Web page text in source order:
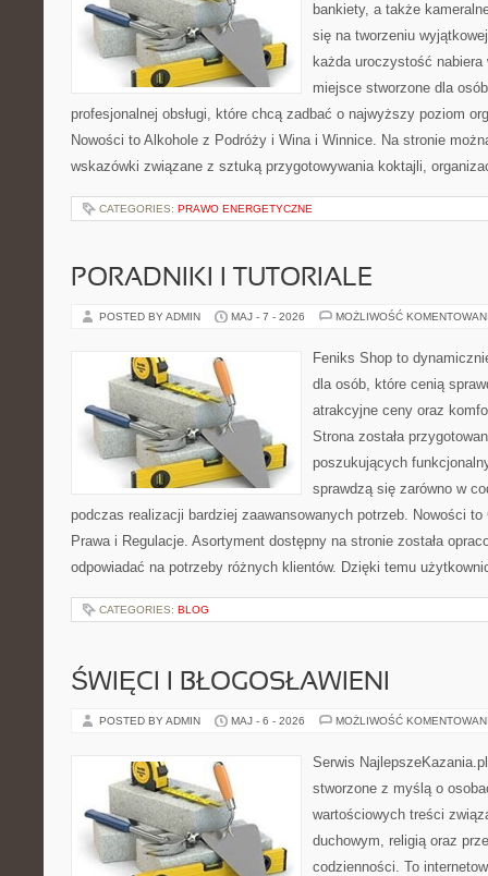
bankiety, a także
się na tworzeniu
każda uroczystość
miejsce stworzone dla
profesjonalnej obsługi, które chcą zadbać o najwyższy poziom
Nowości to Alkohole z Podróży i Wina i Winnice. Na stronie
wskazówki związane z sztuką przygotowywania koktajli,
CATEGORIES: PRAWO ENERGETYCZNE
PORADNIKI I TUTORIALE
POSTED BY ADMIN MAJ - 7 - 2026 MOŻLIWOŚĆ
Feniks Shop to
dla osób, które cenią
atrakcyjne ceny oraz
Strona została
poszukujących
sprawdzą się zarówno w
podczas realizacji bardziej zaawansowanych potrzeb. Nowości
Prawa i Regulacje. Asortyment dostępny na stronie została
odpowiadać na potrzeby różnych klientów. Dzięki temu
CATEGORIES: BLOG
ŚWIĘCI I BŁOGOSŁAWIENI
POSTED BY ADMIN MAJ - 6 - 2026 MOŻLIWOŚĆ
Serwis
stworzone z myślą o
wartościowych treści
duchowym, religią oraz
codzienności. To